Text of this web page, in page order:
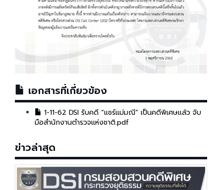
เอกสารที่เกี่ยวข้อง
1-11-62 DSI รับคดี “แชร์แม่มณี” เป็นคดีพิเศษแล้ว จับ
มือสำนักงานตำรวจแห่งชาติ.pdf
ข่าวล่าสุด